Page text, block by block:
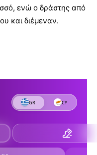
ενώ ο δράστης από
και διέμεναν.